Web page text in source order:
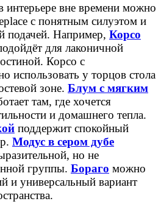
интерьере вне времени можно
с понятным силуэтом и
подачей. Например, Корсо
для лаконичной
Корсо с
использовать у торцов стола
зоне. Блум с мягким
там, где хочется
и домашнего тепла.
поддержит спокойный
Модус в сером дубе
но не
группы. Бораго можно
и универсальный вариант